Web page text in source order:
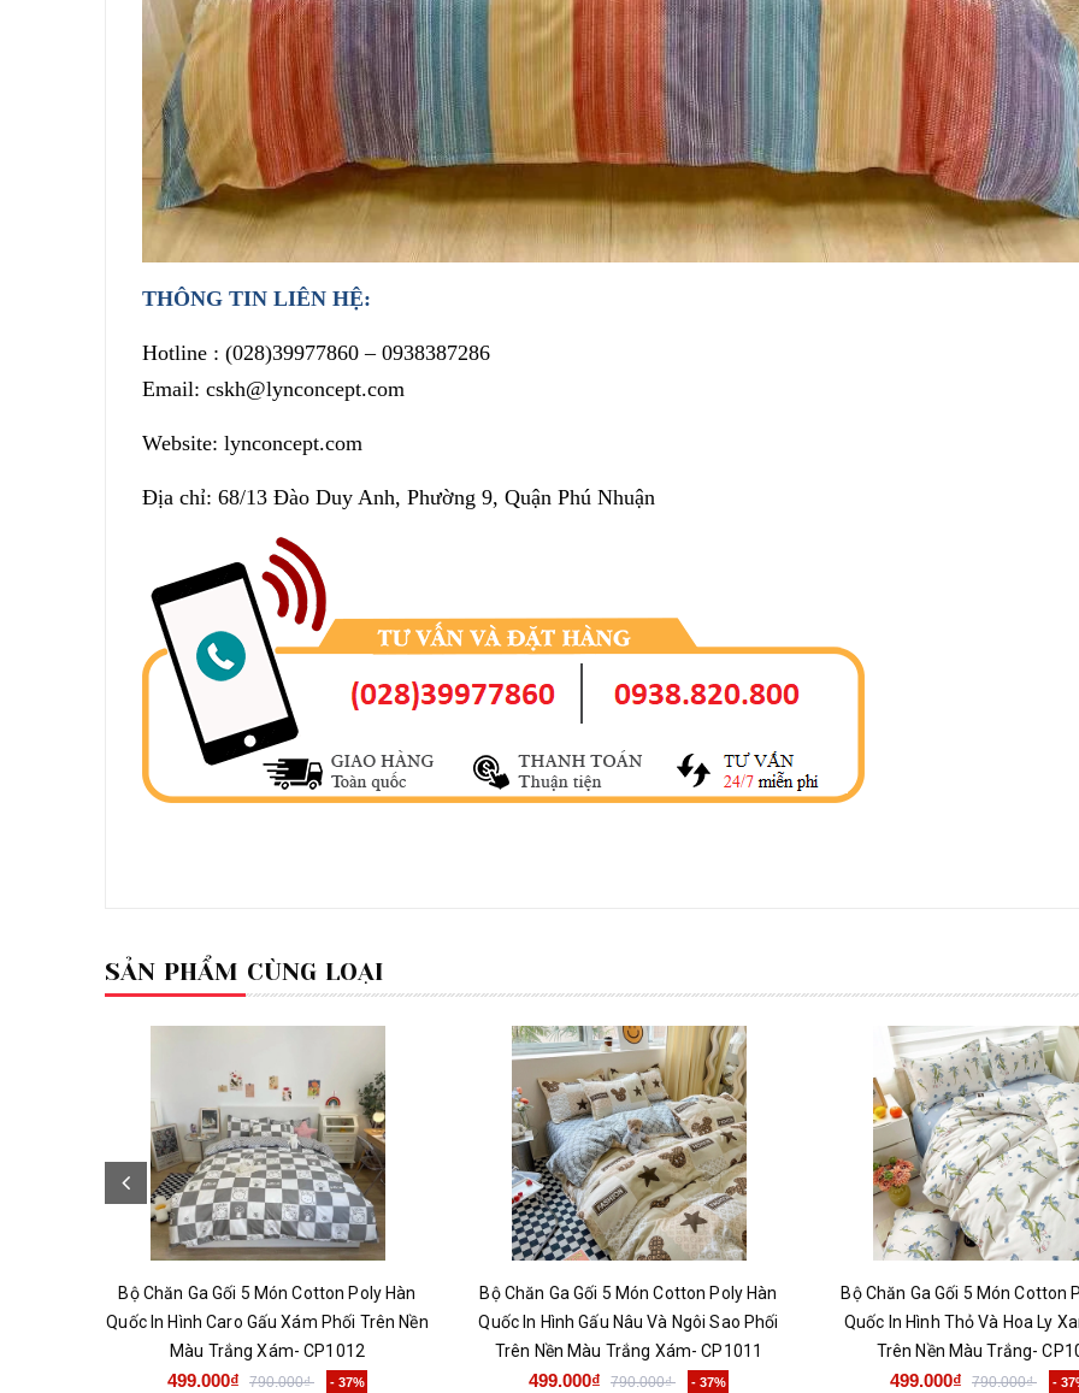
THÔNG TIN LIÊN HỆ:
Hotline : (028)39977860– 0938387286
Email: cskh@lynconcept.com
Website: lynconcept.com
Địa chỉ: 68/13 Đào Duy Anh, Phường 9, Quận Phú Nhuận
SẢN PHẨM CÙNG LOẠI
Bộ Chăn Ga Gối 5 Món Cotton Poly Hàn
Quốc In Hình Caro Gấu Xám Phối Trên Nền
Màu Trắng Xám- CP1012
499.000₫ 790.000₫ - 37%
Bộ Chăn Ga Gối 5 Món Cotton Poly Hàn
Quốc In Hình Gấu Nâu Và Ngôi Sao Phối
Trên Nền Màu Trắng Xám- CP1011
499.000₫ 790.000₫ - 37%
Bộ Chăn Ga Gối 5 Món Cotton
Quốc In Hình Thỏ Và Hoa Ly
Trên Nền Màu Trắng-
499.000₫ 790.000₫ -